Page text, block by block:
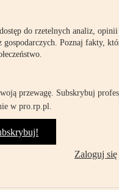
do rzetelnych analiz,
gospodarczych. Poznaj fakty,
przewagę. Subskrybuj
w pro.rp.pl.
Zaloguj się